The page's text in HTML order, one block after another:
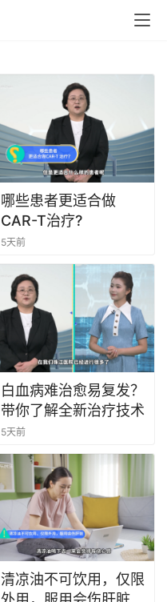
哪些患者更适合做
CAR-T治疗?
5天前
白血病难治愈易复发？
带你了解全新治疗技术
5天前
清凉油不可饮用，仅限